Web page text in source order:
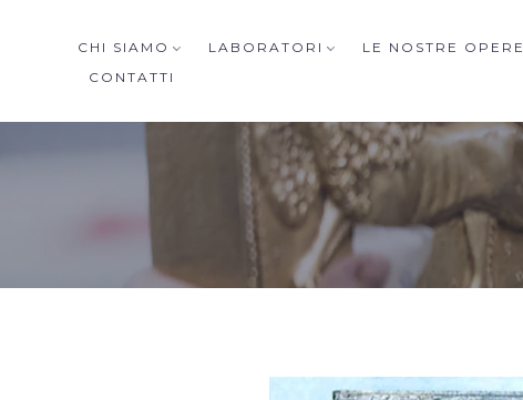
CHI SIAMO LABORATORI
LE NOSTRE OPERE
CONTATTI